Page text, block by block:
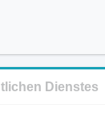
Dienstes